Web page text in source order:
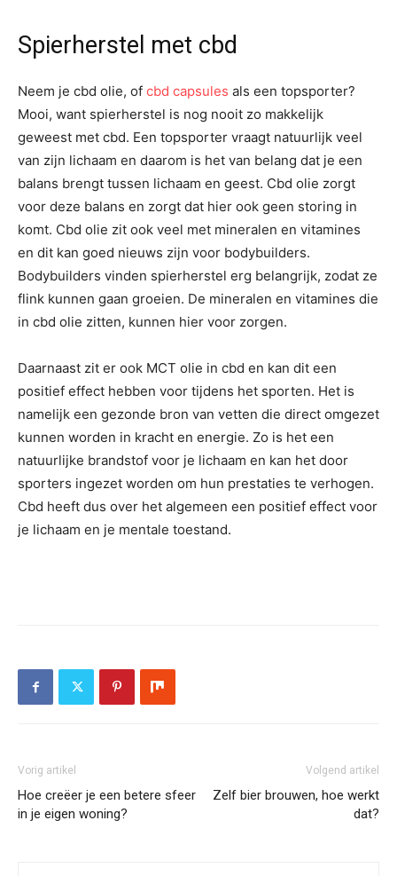
Spierherstel met cbd
Neem je cbd olie, of cbd capsules als een topsporter?
Mooi, want spierherstel is nog nooit zo makkelijk
geweest met cbd. Een topsporter vraagt natuurlijk veel
van zijn lichaam en daarom is het van belang dat je een
balans brengt tussen lichaam en geest. Cbd olie zorgt
voor deze balans en zorgt dat hier ook geen storing in
komt. Cbd olie zit ook veel met mineralen en vitamines
en dit kan goed nieuws zijn voor bodybuilders.
Bodybuilders vinden spierherstel erg belangrijk, zodat ze
flink kunnen gaan groeien. De mineralen en vitamines die
in cbd olie zitten, kunnen hier voor zorgen.
Daarnaast zit er ook MCT olie in cbd en kan dit een
positief effect hebben voor tijdens het sporten. Het is
namelijk een gezonde bron van vetten die direct omgezet
kunnen worden in kracht en energie. Zo is het een
natuurlijke brandstof voor je lichaam en kan het door
sporters ingezet worden om hun prestaties te verhogen.
Cbd heeft dus over het algemeen een positief effect voor
je lichaam en je mentale toestand.
Vorig artikel
Hoe creëer je een betere sfeer
in je eigen woning?
Volgend artikel
Zelf bier brouwen, hoe werkt
dat?